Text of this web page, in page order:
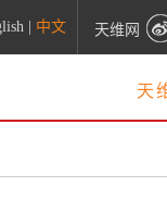
中文 天维网
天